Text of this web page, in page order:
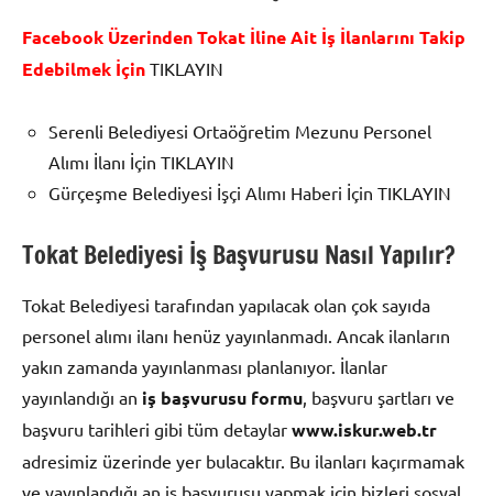
Facebook Üzerinden Tokat İline Ait İş İlanlarını Takip
Edebilmek İçin TIKLAYIN
Serenli Belediyesi Ortaöğretim Mezunu Personel
Alımı İlanı İçin TIKLAYIN
Gürçeşme Belediyesi İşçi Alımı Haberi İçin TIKLAYIN
Tokat Belediyesi İş Başvurusu Nasıl Yapılır?
Tokat Belediyesi tarafından yapılacak olan çok sayıda
personel alımı ilanı henüz yayınlanmadı. Ancak ilanların
yakın zamanda yayınlanması planlanıyor. İlanlar
yayınlandığı an iş başvurusu formu, başvuru şartları ve
başvuru tarihleri gibi tüm detaylar www.iskur.web.tr
adresimiz üzerinde yer bulacaktır. Bu ilanları kaçırmamak